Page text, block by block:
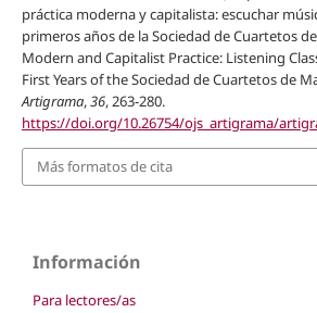
práctica moderna y capitalista: escuchar
primeros años de la Sociedad de Cuartetos
Modern and Capitalist Practice: Listening
First Years of the Sociedad de Cuartetos de
Artigrama,36, 263-280.
https://doi.org/10.26754/ojs_artigrama/
Más formatos de cita
Información
Para lectores/as